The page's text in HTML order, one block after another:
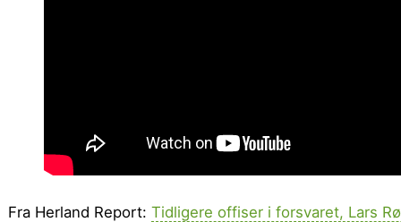
Fra Herland Report: Tidligere offiser i forsvaret, Lars